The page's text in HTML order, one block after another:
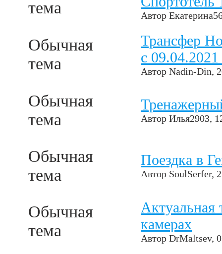
тема
Автор
Обычная
тема
Трансфер
с
Автор Nadin-Din,
Обычная
тема
Автор Илья2903,
Обычная
тема
Поездка в
Автор SoulSerfer,
Обычная
тема
Актуальная
камерах
Автор DrMaltsev,